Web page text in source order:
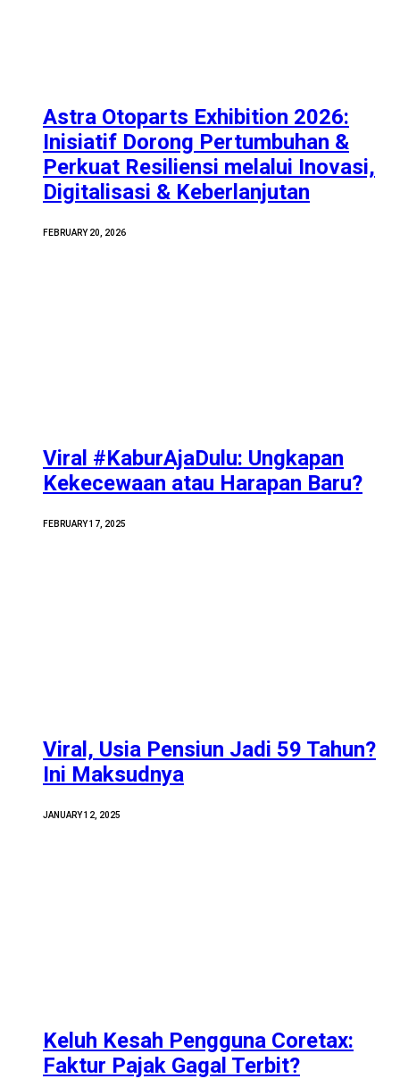
Astra Otoparts Exhibition 2026:
Inisiatif Dorong Pertumbuhan &
Perkuat Resiliensi melalui Inovasi,
Digitalisasi & Keberlanjutan
FEBRUARY 20, 2026
Viral #KaburAjaDulu: Ungkapan
Kekecewaan atau Harapan Baru?
FEBRUARY 17, 2025
Viral, Usia Pensiun Jadi 59 Tahun?
Ini Maksudnya
JANUARY 12, 2025
Keluh Kesah Pengguna Coretax:
Faktur Pajak Gagal Terbit?